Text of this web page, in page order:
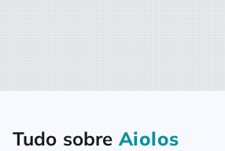
Home Blog Tudo sobre Aiolos
Tudo sobre Aiolos